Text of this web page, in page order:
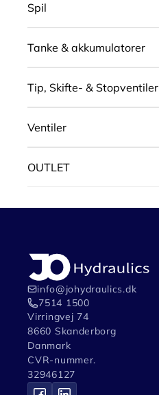
Spil
Tanke & akkumulatorer
Tip, Skifte- & Stopventiler
Ventiler
OUTLET
info@johydraulics.dk
7514 1500
Virringvej 74
8660 Skanderborg
Danmark
CVR-nummer.
32946127